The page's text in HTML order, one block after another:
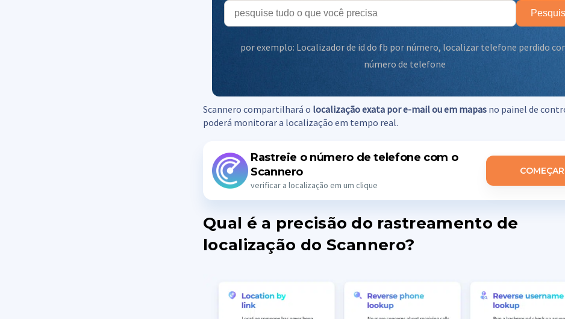
por exemplo: Localizador de id do fb por número, localizar telefone perdido
número de telefone
Scannero compartilhará o localização exata por e-mail ou em mapas no painel de
poderá monitorar a localização em tempo real.
Rastreie o número de telefone com o
Scannero
verificar a localização em um clique
COMEÇAR
Qual é a precisão do rastreamento de
localização do Scannero?